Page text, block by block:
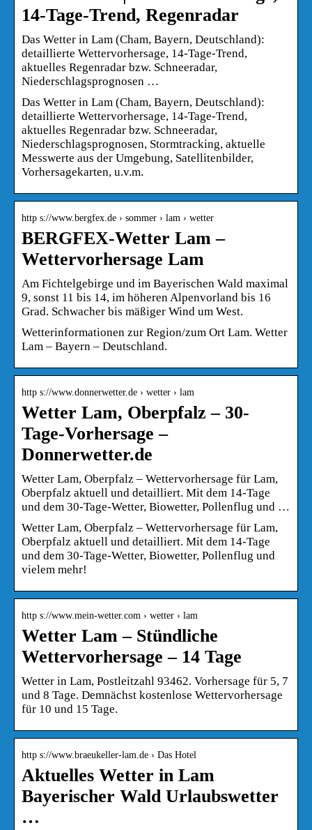
14-Tage-Trend, Regenradar
Das Wetter in Lam (Cham, Bayern, Deutschland):
detaillierte Wettervorhersage, 14-Tage-Trend,
aktuelles Regenradar bzw. Schneeradar,
Niederschlagsprognosen …
Das Wetter in Lam (Cham, Bayern, Deutschland):
detaillierte Wettervorhersage, 14-Tage-Trend,
aktuelles Regenradar bzw. Schneeradar,
Niederschlagsprognosen, Stormtracking, aktuelle
Messwerte aus der Umgebung, Satellitenbilder,
Vorhersagekarten, u.v.m.
http s://www.bergfex.de › sommer › lam › wetter
BERGFEX-Wetter Lam –
Wettervorhersage Lam
Am Fichtelgebirge und im Bayerischen Wald maximal
9, sonst 11 bis 14, im höheren Alpenvorland bis 16
Grad. Schwacher bis mäßiger Wind um West.
Wetterinformationen zur Region/zum Ort Lam. Wetter
Lam – Bayern – Deutschland.
http s://www.donnerwetter.de › wetter › lam
Wetter Lam, Oberpfalz – 30-
Tage-Vorhersage –
Donnerwetter.de
Wetter Lam, Oberpfalz – Wettervorhersage für Lam,
Oberpfalz aktuell und detailliert. Mit dem 14-Tage
und dem 30-Tage-Wetter, Biowetter, Pollenflug und …
Wetter Lam, Oberpfalz – Wettervorhersage für Lam,
Oberpfalz aktuell und detailliert. Mit dem 14-Tage
und dem 30-Tage-Wetter, Biowetter, Pollenflug und
vielem mehr!
http s://www.mein-wetter.com › wetter › lam
Wetter Lam – Stündliche
Wettervorhersage – 14 Tage
Wetter in Lam, Postleitzahl 93462. Vorhersage für 5, 7
und 8 Tage. Demnächst kostenlose Wettervorhersage
für 10 und 15 Tage.
http s://www.braeukeller-lam.de › Das Hotel
Aktuelles Wetter in Lam
Bayerischer Wald Urlaubswetter
…